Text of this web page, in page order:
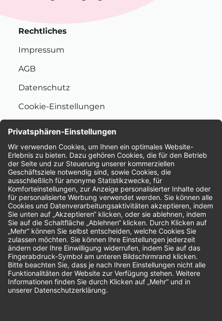
Rechtliches
Impressum
AGB
Datenschutz
Cookie-Einstellungen
Bewertungen